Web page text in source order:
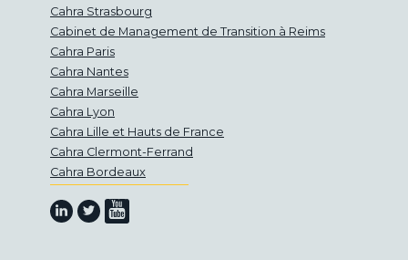
Cahra Strasbourg
Cabinet de Management de Transition à Reims
Cahra Paris
Cahra Nantes
Cahra Marseille
Cahra Lyon
Cahra Lille et Hauts de France
Cahra Clermont-Ferrand
Cahra Bordeaux
Retrouvez-nous sur Linkedin
Retrouvez-nous sur Twitter
Retrouvez-nous sur Youtube